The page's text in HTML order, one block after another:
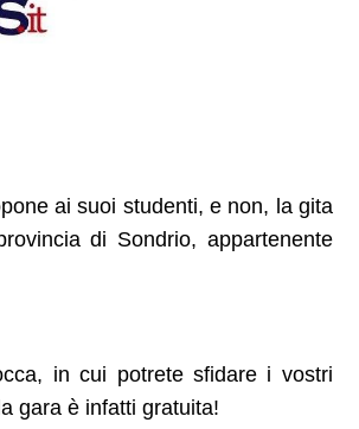
ai suoi studenti, e non, la gita
di Sondrio, appartenente
in cui potrete sfidare i vostri
gara è infatti gratuita!